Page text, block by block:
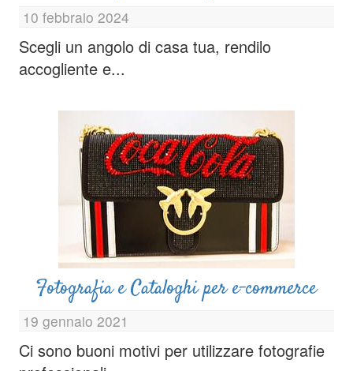
10 febbraio 2024
Scegli un angolo di casa tua, rendilo
accogliente e...
Fotografia e Cataloghi per e-commerce
19 gennaio 2021
Ci sono buoni motivi per utilizzare fotografie